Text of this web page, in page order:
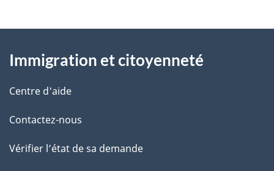
l
s
l
a
o
t
e
é
t
propos
de
ce
site
Immigration et citoyenneté
Centre d'aide
Contactez-nous
Vérifier l’état de sa demande